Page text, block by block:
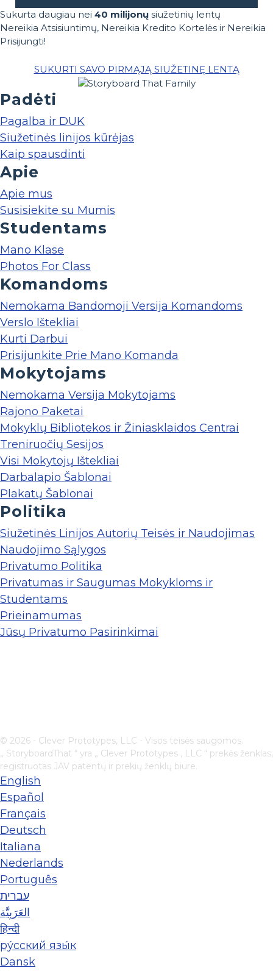
Sukurta daugiau nei 40 milijonų siužetinių lentų
Nereikia Atsisiuntimų, Nereikia Kredito Kortelės ir Nereikia
Prisijungti!
SUKURTI SAVO PIRMĄJĄ SIUŽETINĘ LENTĄ
Padėti
Pagalba ir DUK
Siužetinės linijos kūrėjas
Kaip spausdinti
Apie
Apie mus
Susisiekite su Mumis
Studentams
Mano Klase
Photos For Class
Komandoms
Nemokama Bandomoji Versija Komandoms
Verslo Ištekliai
Kurti Darbui
Prisijunkite Prie Mano Komanda
Mokytojams
Nemokama Versija Mokytojams
Rajono Paketai
Mokyklų Bibliotekos ir Žiniasklaidos Centrai
Treniruočių Sesijos
Visi Mokytojų Ištekliai
Darbalapio Šablonai
Plakatų Šablonai
Politika
Siužetinės Linijos Autorių Teisės ir Naudojimas
Naudojimo Sąlygos
Privatumo Politika
Privatumas ir Saugumas Mokykloms ir
Studentams
Prieinamumas
Jūsų Privatumo Pasirinkimai
© 2026 - Clever Prototypes, LLC - Visos teisės saugomos.
„ StoryboardThat “ yra „ Clever Prototypes , LLC “ prekės ženklas,
registruotas JAV patentų ir prekių ženklų biure.
English
Español
Français
Deutsch
Italiana
Nederlands
Português
עברית
العَرَبِيَّة
हिन्दी
ру́сский язы́к
Dansk